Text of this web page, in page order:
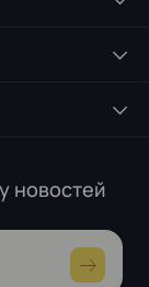
новостей